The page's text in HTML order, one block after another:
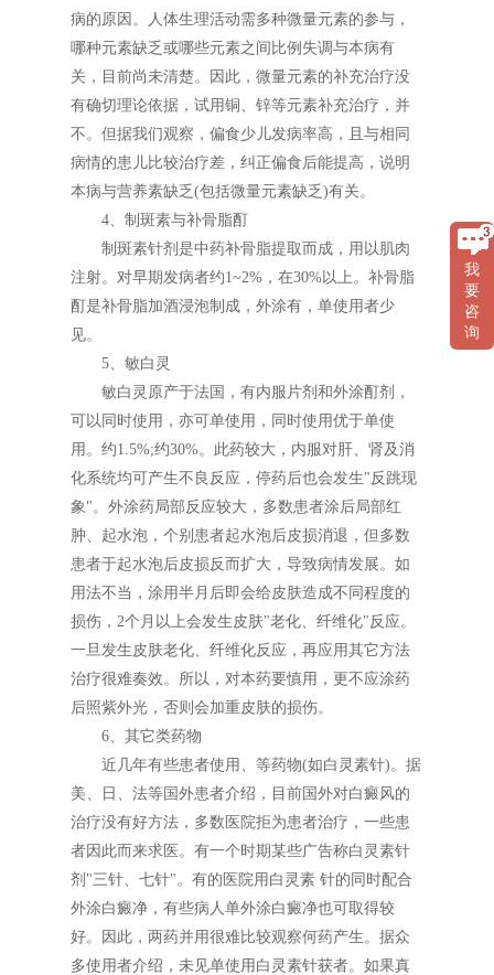
病的原因。人体生理活动需多种微量元素的参与，
哪种元素缺乏或哪些元素之间比例失调与本病有
关，目前尚未清楚。因此，微量元素的补充治疗没
有确切理论依据，试用铜、锌等元素补充治疗，并
不。但据我们观察，偏食少儿发病率高，且与相同
病情的患儿比较治疗差，纠正偏食后能提高，说明
本病与营养素缺乏(包括微量元素缺乏)有关。
4、制斑素与补骨脂酊
制斑素针剂是中药补骨脂提取而成，用以肌肉
注射。对早期发病者约1~2%，在30%以上。补骨脂
酊是补骨脂加酒浸泡制成，外涂有，单使用者少
见。
5、敏白灵
敏白灵原产于法国，有内服片剂和外涂酊剂，
可以同时使用，亦可单使用，同时使用优于单使
用。约1.5%;约30%。此药较大，内服对肝、肾及消
化系统均可产生不良反应，停药后也会发生"反跳现
象"。外涂药局部反应较大，多数患者涂后局部红
肿、起水泡，个别患者起水泡后皮损消退，但多数
患者于起水泡后皮损反而扩大，导致病情发展。如
用法不当，涂用半月后即会给皮肤造成不同程度的
损伤，2个月以上会发生皮肤"老化、纤维化"反应。
一旦发生皮肤老化、纤维化反应，再应用其它方法
治疗很难奏效。所以，对本药要慎用，更不应涂药
后照紫外光，否则会加重皮肤的损伤。
6、其它类药物
近几年有些患者使用、等药物(如白灵素针)。据
美、日、法等国外患者介绍，目前国外对白癜风的
治疗没有好方法，多数医院拒为患者治疗，一些患
者因此而来求医。有一个时期某些广告称白灵素针
剂"三针、七针"。有的医院用白灵素 针的同时配合
外涂白癜净，有些病人单外涂白癜净也可取得较
好。因此，两药并用很难比较观察何药产生。据众
多使用者介绍，未见单使用白灵素针获者。如果真
我
要
咨
询